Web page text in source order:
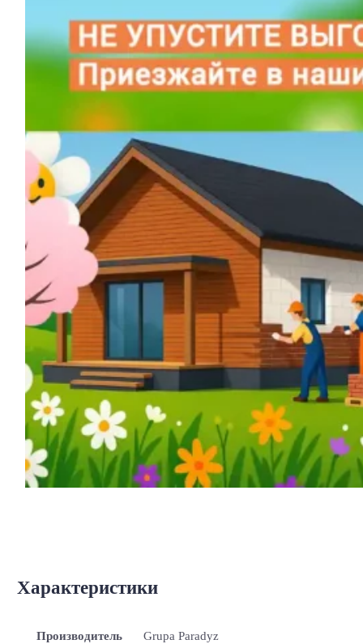
Характеристики
Производитель Grupa Paradyz